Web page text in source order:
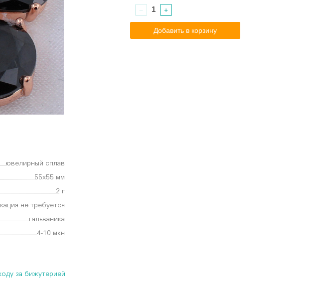
− +
ювелирный сплав
55х55 мм
2 г
не требуется
гальваника
4-10 мкн
за бижутерией